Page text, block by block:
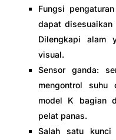
Fungsi
dapat disesuaikan
Dilengkapi alam
visual.
Sensor ganda:
mengontrol suhu
model K bagian
pelat panas.
Salah satu kunci